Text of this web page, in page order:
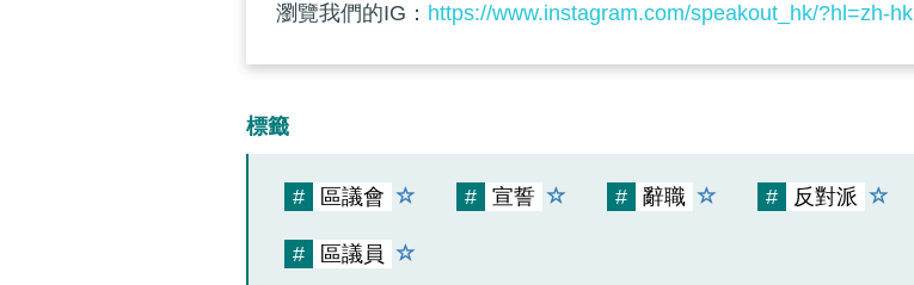
瀏覽我們的IG： https://www.instagram.com/speakout_hk/?hl=zh-hk
標籤
# 區議會 # 宣誓 # 辭職 # 反對派
# 區議員